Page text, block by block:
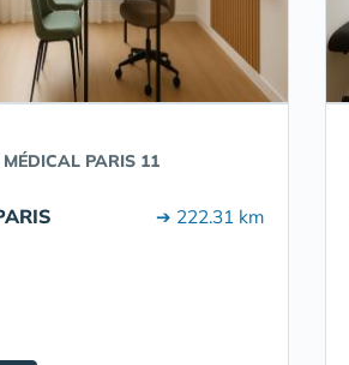
PARIS 11
➔ 222.31 km